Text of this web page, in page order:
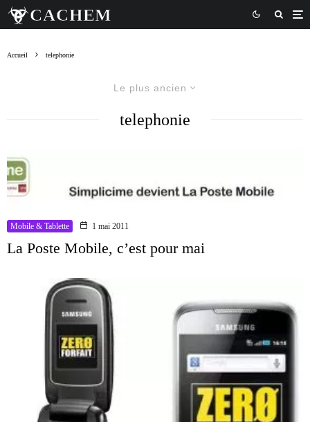
Accueil telephonie
Le plus ancien
telephonie
Mobile & Tablette 1 mai 2011
La Poste Mobile, c’est pour mai